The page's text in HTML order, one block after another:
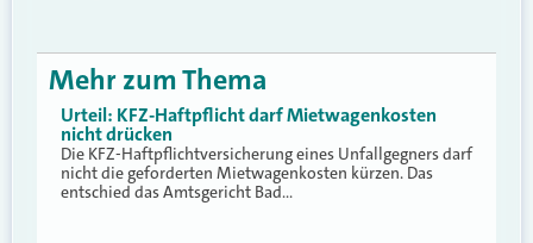
Mehr zum Thema
Urteil: KFZ-Haftpflicht darf Mietwagenkosten
nicht drücken
Die KFZ-Haftpflichtversicherung eines Unfallgegners darf
nicht die geforderten Mietwagenkosten kürzen. Das
entschied das Amtsgericht Bad…